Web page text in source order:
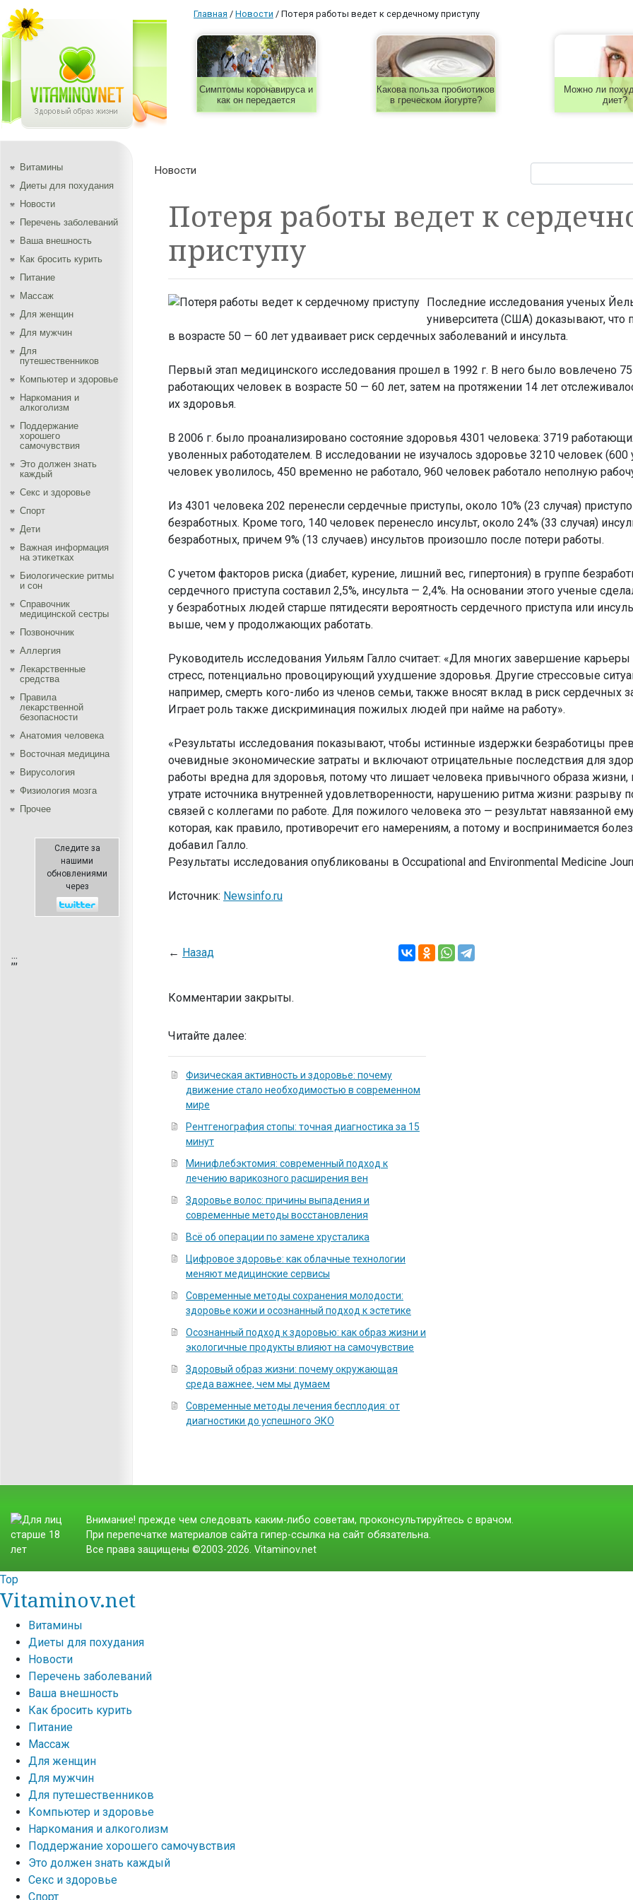
Главная / Новости / Потеря работы ведет к сердечному приступу
Симптомы коронавируса и
как он передается
Какова польза пробиотиков
в греческом йогурте?
Можно ли
диет?
Витамины
Диеты для похудания
Новости
Перечень заболеваний
Ваша внешность
Как бросить курить
Питание
Массаж
Для женщин
Для мужчин
Для
путешественников
Компьютер и здоровье
Наркомания и
алкоголизм
Поддержание
хорошего
самочувствия
Это должен знать
каждый
Секс и здоровье
Спорт
Дети
Важная информация
на этикетках
Биологические ритмы
и сон
Справочник
медицинской сестры
Позвоночник
Аллергия
Лекарственные
средства
Правила
лекарственной
безопасности
Aнатомия человека
Восточная медицина
Вирусология
Физиология мозга
Прочее
Следите за
нашими
обновлениями
через
;;;
Новости
Потеря работы ведет к
приступу
Последние исследования ученых
университета (США) доказывают, что
в возрасте 50 — 60 лет удваивает риск сердечных заболеваний и инсульта.
Первый этап медицинского исследования прошел в 1992 г. В него было вовлечено
работающих человек в возрасте 50 — 60 лет, затем на протяжении 14 лет
их здоровья.
В 2006 г. было проанализировано состояние здоровья 4301 человека: 3719
уволенных работодателем. В исследовании не изучалось здоровье 3210 человек (600
человек уволилось, 450 временно не работало, 960 человек работало неполную
Из 4301 человека 202 перенесли сердечные приступы, около 10% (23 случая)
безработных. Кроме того, 140 человек перенесло инсульт, около 24% (33 случая)
безработных, причем 9% (13 случаев) инсультов произошло после потери работы.
С учетом факторов риска (диабет, курение, лишний вес, гипертония) в группе
сердечного приступа составил 2,5%, инсульта — 2,4%. На основании этого ученые
у безработных людей старше пятидесяти вероятность сердечного приступа или
выше, чем у продолжающих работать.
Руководитель исследования Уильям Галло считает: «Для многих завершение
стресс, потенциально провоцирующий ухудшение здоровья. Другие стрессовые
например, смерть кого-либо из членов семьи, также вносят вклад в риск сердечных
Играет роль также дискриминация пожилых людей при найме на работу».
«Результаты исследования показывают, чтобы истинные издержки безработицы
очевидные экономические затраты и включают отрицательные последствия для
работы вредна для здоровья, потому что лишает человека привычного образа жизни,
утрате источника внутренней удовлетворенности, нарушению ритма жизни: разрыву
связей с коллегами по работе. Для пожилого человека это — результат навязанной
которая, как правило, противоречит его намерениям, а потому и воспринимается
добавил Галло.
Результаты исследования опубликованы в Occupational and Environmental Medicine
Источник: Newsinfo.ru
← Назад
Комментарии закрыты.
Читайте далее:
Физическая активность и здоровье: почему
движение стало необходимостью в современном
мире
Рентгенография стопы: точная диагностика за 15
минут
Минифлебэктомия: современный подход к
лечению варикозного расширения вен
Здоровье волос: причины выпадения и
современные методы восстановления
Всё об операции по замене хрусталика
Цифровое здоровье: как облачные технологии
меняют медицинские сервисы
Современные методы сохранения молодости:
здоровье кожи и осознанный подход к эстетике
Осознанный подход к здоровью: как образ жизни и
экологичные продукты влияют на самочувствие
Здоровый образ жизни: почему окружающая
среда важнее, чем мы думаем
Современные методы лечения бесплодия: от
диагностики до успешного ЭКО
Внимание! прежде чем следовать каким-либо советам, проконсультируйтесь с врачом.
При перепечатке материалов сайта гипер-ссылка на сайт обязательна.
Все права защищены ©2003-2026. Vitaminov.net
Top
Vitaminov.net
Витамины
Диеты для похудания
Новости
Перечень заболеваний
Ваша внешность
Как бросить курить
Питание
Массаж
Для женщин
Для мужчин
Для путешественников
Компьютер и здоровье
Наркомания и алкоголизм
Поддержание хорошего самочувствия
Это должен знать каждый
Секс и здоровье
Спорт